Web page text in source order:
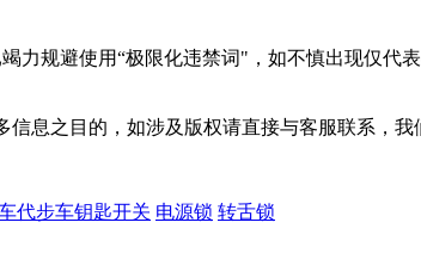
力规避使用“极限化违禁词"，如不慎出现仅
息之目的，如涉及版权请直接与客服联系，我
代步车钥匙开关 电源锁 转舌锁